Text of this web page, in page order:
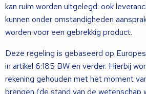
kan ruim worden uitgelegd: ook
kunnen onder omstandigheden
worden voor een gebrekkig product.
Deze regeling is gebaseerd op
in artikel 6:185 BW en verder. Hierbij
rekening gehouden met het moment
brengen (de stand van de wetenschap